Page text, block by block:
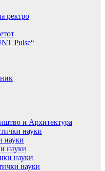
ректро
Pulse“
и Архитектура
науки
науки
науки
науки
науки